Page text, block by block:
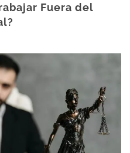
Fuera del